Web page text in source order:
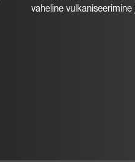
vaheline